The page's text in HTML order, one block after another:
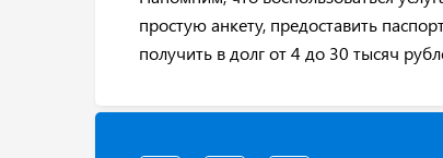
простую анкету, предоставить
получить в долг от 4 до 30 тысяч